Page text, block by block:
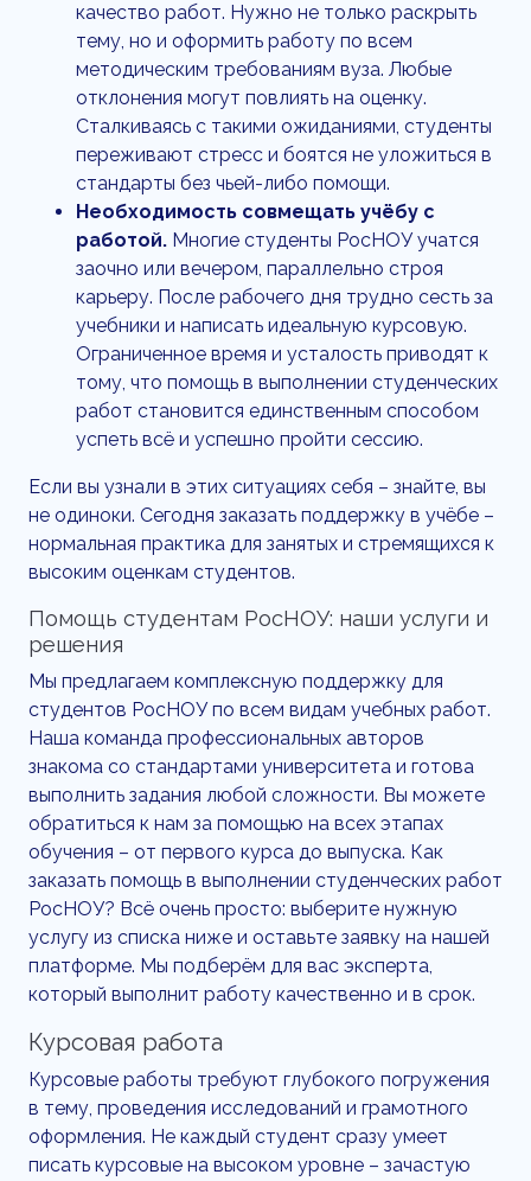
качество работ. Нужно не только раскрыть
тему, но и оформить работу по всем
методическим требованиям вуза. Любые
отклонения могут повлиять на оценку.
Сталкиваясь с такими ожиданиями, студенты
переживают стресс и боятся не уложиться в
стандарты без чьей-либо помощи.
Необходимость совмещать учёбу с
работой. Многие студенты РосНОУ учатся
заочно или вечером, параллельно строя
карьеру. После рабочего дня трудно сесть за
учебники и написать идеальную курсовую.
Ограниченное время и усталость приводят к
тому, что помощь в выполнении студенческих
работ становится единственным способом
успеть всё и успешно пройти сессию.
Если вы узнали в этих ситуациях себя – знайте, вы
не одиноки. Сегодня заказать поддержку в учёбе –
нормальная практика для занятых и стремящихся к
высоким оценкам студентов.
Помощь студентам РосНОУ: наши услуги и
решения
Мы предлагаем комплексную поддержку для
студентов РосНОУ по всем видам учебных работ.
Наша команда профессиональных авторов
знакома со стандартами университета и готова
выполнить задания любой сложности. Вы можете
обратиться к нам за помощью на всех этапах
обучения – от первого курса до выпуска. Как
заказать помощь в выполнении студенческих работ
РосНОУ? Всё очень просто: выберите нужную
услугу из списка ниже и оставьте заявку на нашей
платформе. Мы подберём для вас эксперта,
который выполнит работу качественно и в срок.
Курсовая работа
Курсовые работы требуют глубокого погружения
в тему, проведения исследований и грамотного
оформления. Не каждый студент сразу умеет
писать курсовые на высоком уровне – зачастую